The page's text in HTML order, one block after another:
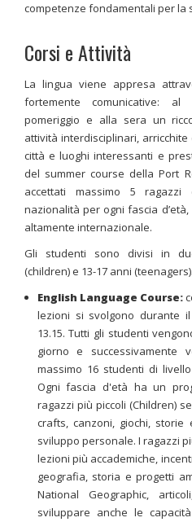
competenze fondamentali per la
Corsi e Attività
La lingua viene appresa
fortemente comunicative:
pomeriggio e alla sera un
attività interdisciplinari,
città e luoghi interessanti e
del summer course della Port
accettati massimo 5
nazionalità per ogni fascia
altamente internazionale.
Gli studenti sono divisi in
(children) e 13-17 anni
English Language Course:
lezioni si svolgono durante
13.15. Tutti gli studenti
giorno e successivamente
massimo 16 studenti di
Ogni fascia d'età ha un
ragazzi più piccoli (Children)
crafts, canzoni, giochi,
sviluppo personale. I ragazzi
lezioni più accademiche,
geografia, storia e progetti
National Geographic,
sviluppare anche le